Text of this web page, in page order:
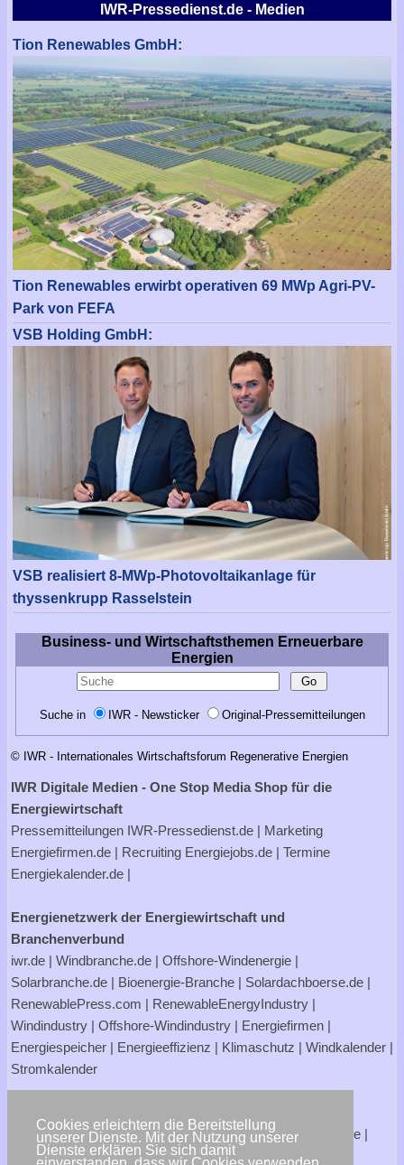
Cookies erleichtern die Bereitstellung
unserer Dienste. Mit der Nutzung unserer
Dienste erklären Sie sich damit
IWR-Pressedienst.de - Medien
Tion Renewables GmbH:
Tion Renewables erwirbt operativen 69 MWp Agri-PV-
Park von FEFA
VSB Holding GmbH:
VSB realisiert 8-MWp-Photovoltaikanlage für
thyssenkrupp Rasselstein
Business- und Wirtschaftsthemen Erneuerbare
Energien
Suche in IWR - Newsticker Original-Pressemitteilungen
© IWR - Internationales Wirtschaftsforum Regenerative Energien
IWR Digitale Medien - One Stop Media Shop für die
Energiewirtschaft
Pressemitteilungen IWR-Pressedienst.de | Marketing
Energiefirmen.de | Recruiting Energiejobs.de | Termine
Energiekalender.de |
Energienetzwerk der Energiewirtschaft und
Branchenverbund
iwr.de | Windbranche.de | Offshore-Windenergie |
Solarbranche.de | Bioenergie-Branche | Solardachboerse.de |
RenewablePress.com | RenewableEnergyIndustry |
Windindustry | Offshore-Windindustry | Energiefirmen |
Energiespeicher | Energieeffizienz | Klimaschutz | Windkalender |
Stromkalender
Strompreisrechner.de|Stromtarife.de|Solardachboerse.de |
Energiehandwerker.de